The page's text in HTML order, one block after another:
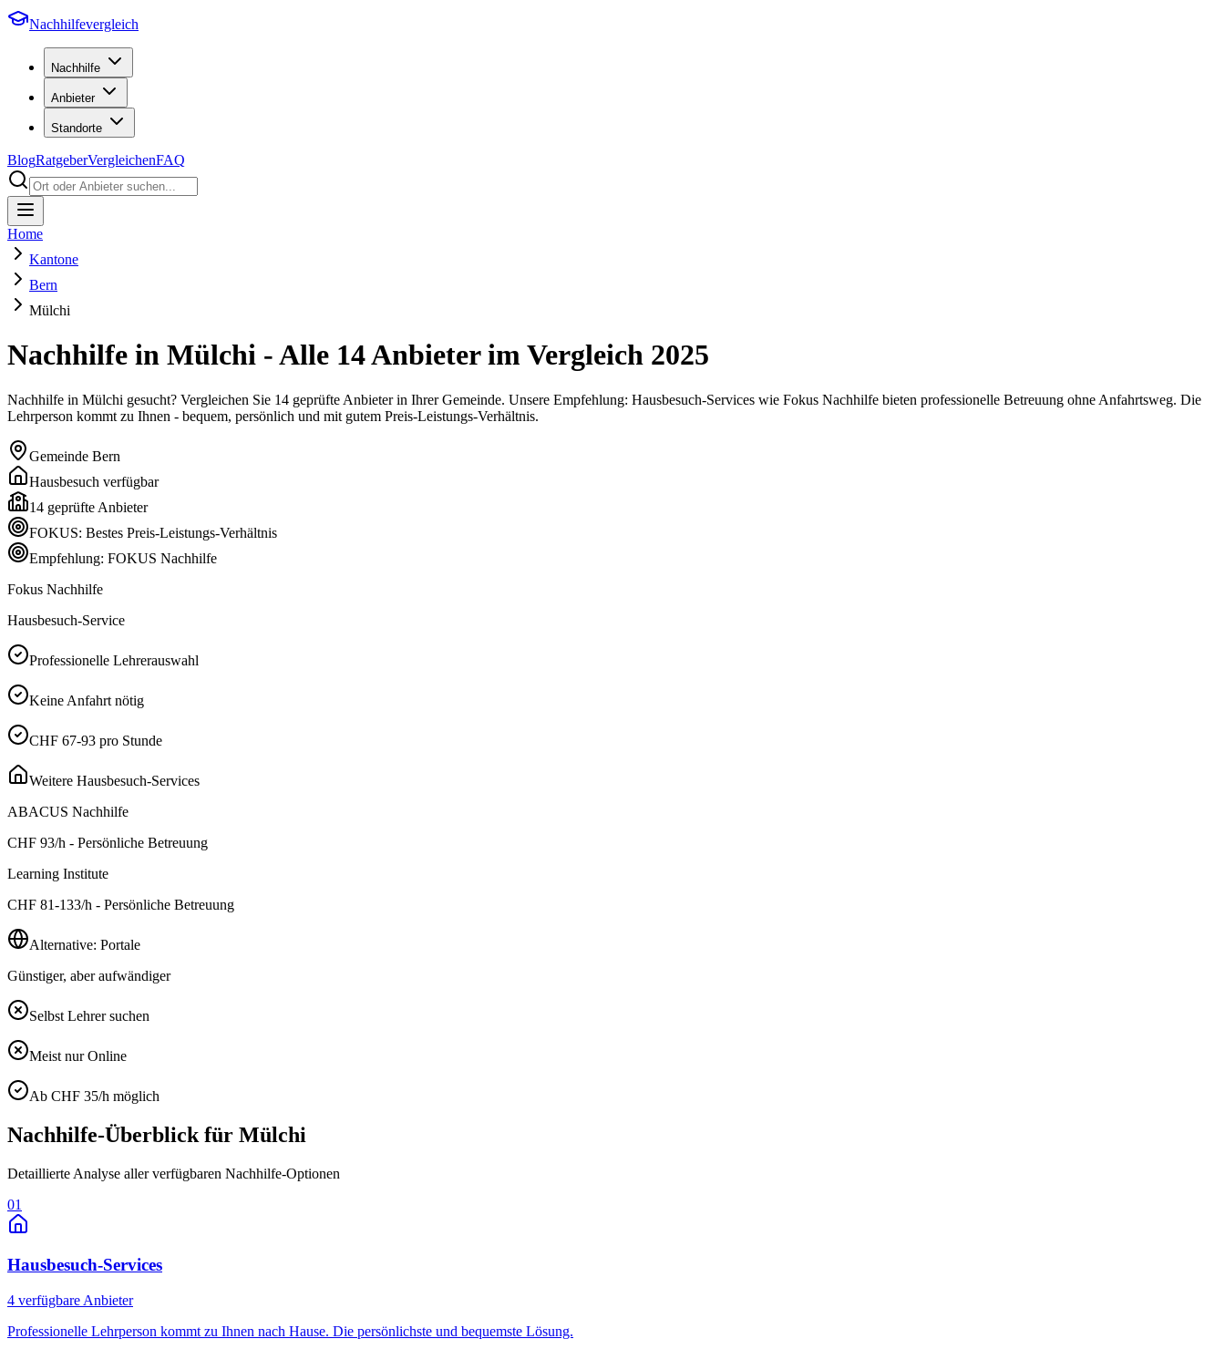
Nachhilfevergleich
Nachhilfe
Anbieter
Standorte
BlogRatgeberVergleichenFAQ
Home
Kantone
Bern
Mülchi
Nachhilfe in Mülchi - Alle 14Anbieter im Vergleich 2025
Nachhilfe in Mülchi gesucht? Vergleichen Sie 14 geprüfte Anbieter in Ihrer Gemeinde. Unsere Empfehlung: Hausbesuch-Services wie Fokus Nachhilfe bieten professionelle Betreuung ohne Anfahrtsweg. Die
Lehrperson kommt zu Ihnen - bequem, persönlich und mit gutem Preis-Leistungs-Verhältnis.
Gemeinde Bern
Hausbesuch verfügbar
14 geprüfte Anbieter
FOKUS: Bestes Preis-Leistungs-Verhältnis
Empfehlung: FOKUS Nachhilfe
Fokus Nachhilfe
Hausbesuch-Service
Professionelle Lehrerauswahl
Keine Anfahrt nötig
CHF 67-93 pro Stunde
Weitere Hausbesuch-Services
ABACUS Nachhilfe
CHF 93/h - Persönliche Betreuung
Learning Institute
CHF 81-133/h - Persönliche Betreuung
Alternative: Portale
Günstiger, aber aufwändiger
Selbst Lehrer suchen
Meist nur Online
Ab CHF 35/h möglich
Nachhilfe-Überblick für Mülchi
Detaillierte Analyse aller verfügbaren Nachhilfe-Optionen
01
Hausbesuch-Services
4 verfügbare Anbieter
Professionelle Lehrperson kommt zu Ihnen nach Hause. Die persönlichste und bequemste Lösung.